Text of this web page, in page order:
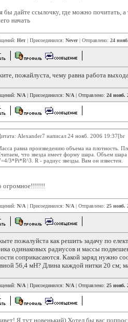
бы дайте ссылочку, где можно почитать, а
начать
Нет | Присоединился: Never| Отправлено: 24
пожайлуста, чему равна работа
N/A | Присоединился: N/A | Отправлено: 24 нояб.
Alexander7 написал 24 нояб. 2006 19:37[br
равна произведению объема на плотность.
что звезда имеет форму шара. Объем шара
3*Pi*R^3. R - радиус звезды. Вам он известен.
огромное!!!!!!!
N/A | Присоединился: N/A | Отправлено: 25 нояб.
пожалуйста как решить задачу по
одинаковых радиусов и массы
соприкасаются. Какой заряд нужно
56,4 мН? Длина каждой нитки 20 см;
N/A | Присоединился: N/A | Отправлено: 25 нояб.
Я тут новенький) Хотел бы вас